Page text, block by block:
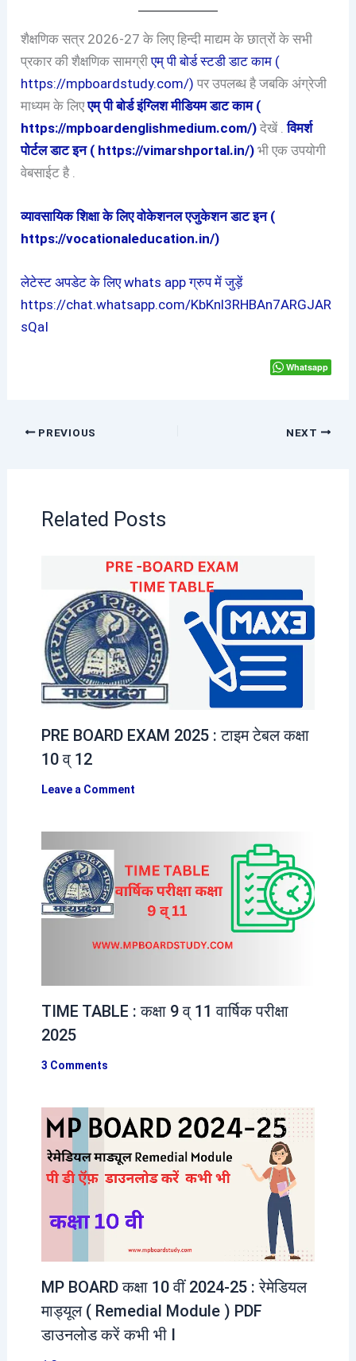
शैक्षणिक सत्र 2026-27 के लिए हिन्दी माद्यम के छात्रों के सभी
प्रकार की शैक्षणिक सामग्रीएम् पी बोर्ड स्टडी डाट काम (
https://mpboardstudy.com/) पर उपलब्ध है जबकि अंग्रेजी
माध्यम के लिएएम् पी बोर्ड इंग्लिश मीडियम डाट काम (
https://mpboardenglishmedium.com/) देखें .विमर्श
पोर्टल डाट इन ( https://vimarshportal.in/) भी एक उपयोगी
वेबसाईट है .
व्यावसायिक शिक्षा के लिए वोकेशनल एजुकेशन डाट इन (
https://vocationaleducation.in/)
लेटेस्ट अपडेट के लिए whats app ग्रुप में जुड़ें
https://chat.whatsapp.com/KbKnl3RHBAn7ARGJAR
sQaI
Whatsapp
PREVIOUS NEXT
Related Posts
PRE BOARD EXAM 2025 : टाइम टेबल कक्षा
10 व् 12
Leave a Comment
TIME TABLE : कक्षा 9 व् 11 वार्षिक परीक्षा
2025
3 Comments
MP BOARD कक्षा 10 वीं 2024-25 : रेमेडियल
माड्यूल ( Remedial Module ) PDF
डाउनलोड करें कभी भी I